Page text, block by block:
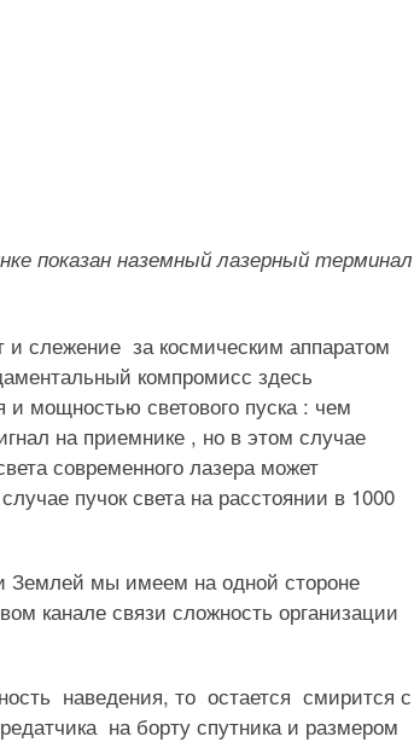
показан наземный лазерный терминал
слежение за космическим аппаратом
компромисс здесь
мощностью светового пуска : чем
на приемнике , но в этом случае
современного лазера может
пучок света на расстоянии в 1000
Землей мы имеем на одной стороне
канале связи сложность организации
наведения, то остается смирится с
на борту спутника и размером